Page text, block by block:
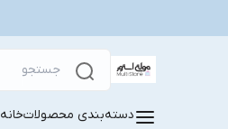
دسته‌بندی محصولاتخانه